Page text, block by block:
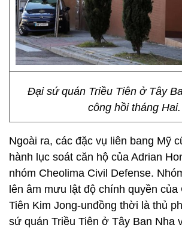
Đại sứ quán Triều Tiên ở Tây
công hồi tháng Hai.
Ngoài ra, các đặc vụ liên bang Mỹ
hành lục soát căn hộ của Adrian
nhóm Cheolima Civil Defense.
lên âm mưu lật độ chính quyền của
Tiên Kim Jong-unđồng thời là thủ
sứ quán Triều Tiên ở Tây Ban Nha